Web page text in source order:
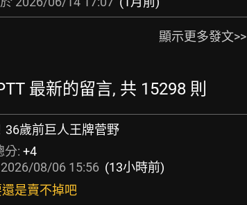
顯示更多發文>>
最新的留言, 共 15298 則
36歲前巨人王牌菅野
分: +4
2026/08/06 15:56 (13小時前)
還是賣不掉吧